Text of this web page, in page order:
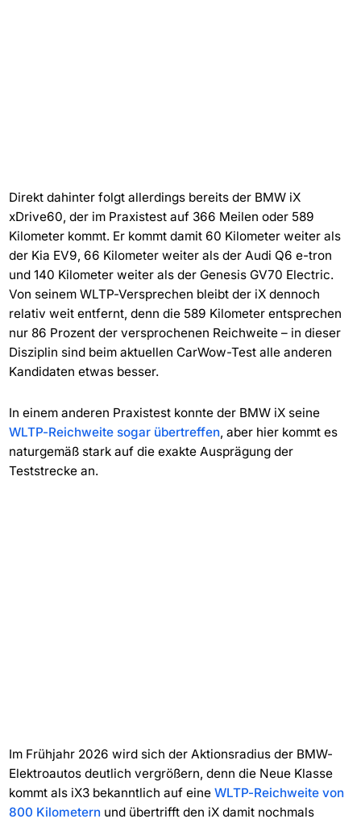
Direkt dahinter folgt allerdings bereits der BMW iX
xDrive60, der im Praxistest auf 366 Meilen oder 589
Kilometer kommt. Er kommt damit 60 Kilometer weiter als
der Kia EV9, 66 Kilometer weiter als der Audi Q6 e-tron
und 140 Kilometer weiter als der Genesis GV70 Electric.
Von seinem WLTP-Versprechen bleibt der iX dennoch
relativ weit entfernt, denn die 589 Kilometer entsprechen
nur 86 Prozent der versprochenen Reichweite – in dieser
Disziplin sind beim aktuellen CarWow-Test alle anderen
Kandidaten etwas besser.
In einem anderen Praxistest konnte der BMW iX seine
WLTP-Reichweite sogar übertreffen, aber hier kommt es
naturgemäß stark auf die exakte Ausprägung der
Teststrecke an.
Im Frühjahr 2026 wird sich der Aktionsradius der BMW-
Elektroautos deutlich vergrößern, denn die Neue Klasse
kommt als iX3 bekanntlich auf eine WLTP-Reichweite von
800 Kilometernund übertrifft den iX damit nochmals